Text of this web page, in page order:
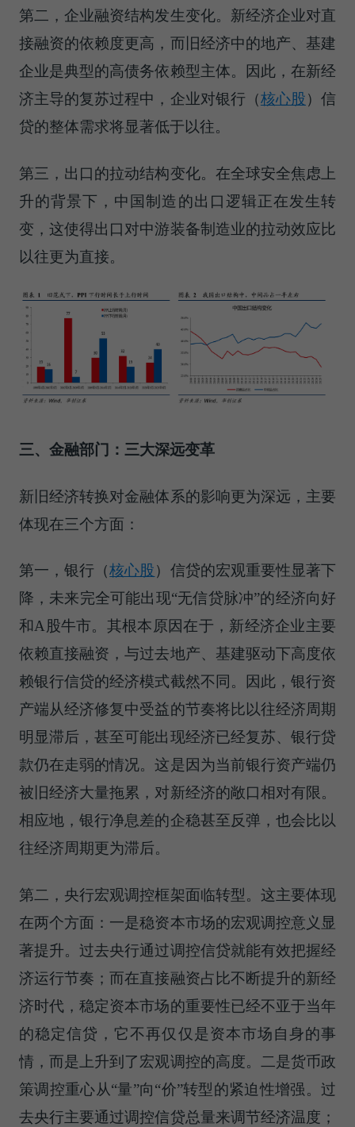
第二，企业融资结构发生变化。新经济企业对直
接融资的依赖度更高，而旧经济中的地产、基建
企业是典型的高债务依赖型主体。因此，在新经
济主导的复苏过程中，企业对银行（核心股）信
贷的整体需求将显著低于以往。
第三，出口的拉动结构变化。在全球安全焦虑上
升的背景下，中国制造的出口逻辑正在发生转
变，这使得出口对中游装备制造业的拉动效应比
以往更为直接。
三、金融部门：三大深远变革
新旧经济转换对金融体系的影响更为深远，主要
体现在三个方面：
第一，银行（核心股） 信贷的宏观重要性显著下
降，未来完全可能出现“无信贷脉冲”的经济向好
和A股牛市。其根本原因在于，新经济企业主要
依赖直接融资，与过去地产、基建驱动下高度依
赖银行信贷的经济模式截然不同。因此，银行资
产端从经济修复中受益的节奏将比以往经济周期
明显滞后，甚至可能出现经济已经复苏、银行贷
款仍在走弱的情况。这是因为当前银行资产端仍
被旧经济大量拖累，对新经济的敞口相对有限。
相应地，银行净息差的企稳甚至反弹，也会比以
往经济周期更为滞后。
第二，央行宏观调控框架面临转型。这主要体现
在两个方面：一是稳资本市场的宏观调控意义显
著提升。过去央行通过调控信贷就能有效把握经
济运行节奏；而在直接融资占比不断提升的新经
济时代，稳定资本市场的重要性已经不亚于当年
的稳定信贷，它不再仅仅是资本市场自身的事
情，而是上升到了宏观调控的高度。二是货币政
策调控重心从“量”向“价”转型的紧迫性增强。过
去央行主要通过调控信贷总量来调节经济温度；